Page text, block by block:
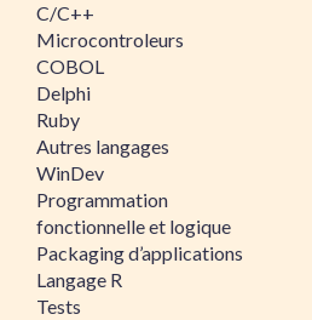
C/C++
Microcontroleurs
COBOL
Delphi
Ruby
Autres langages
WinDev
Programmation
fonctionnelle et logique
Packaging d’applications
Langage R
Tests